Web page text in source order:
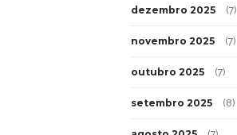
dezembro 2025 (7)
novembro 2025 (7)
outubro 2025 (7)
setembro 2025 (8)